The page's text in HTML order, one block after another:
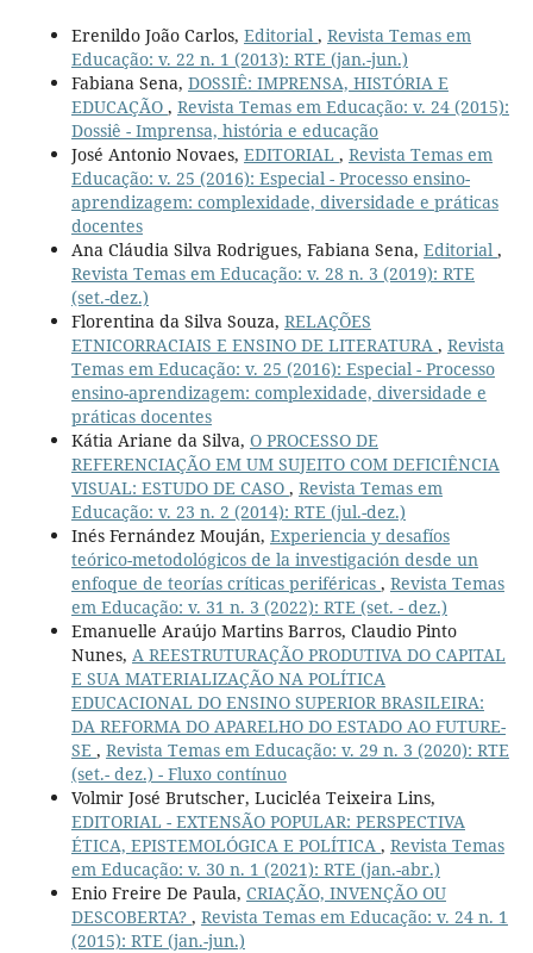
Erenildo João Carlos, Editorial , Revista Temas em
Educação: v. 22 n. 1 (2013): RTE (jan.-jun.)
Fabiana Sena, DOSSIÊ: IMPRENSA, HISTÓRIA E
EDUCAÇÃO , Revista Temas em Educação: v. 24 (2015):
Dossiê - Imprensa, história e educação
José Antonio Novaes, EDITORIAL , Revista Temas em
Educação: v. 25 (2016): Especial - Processo ensino-
aprendizagem: complexidade, diversidade e práticas
docentes
Ana Cláudia Silva Rodrigues, Fabiana Sena, Editorial ,
Revista Temas em Educação: v. 28 n. 3 (2019): RTE
(set.-dez.)
Florentina da Silva Souza, RELAÇÕES
ETNICORRACIAIS E ENSINO DE LITERATURA , Revista
Temas em Educação: v. 25 (2016): Especial - Processo
ensino-aprendizagem: complexidade, diversidade e
práticas docentes
Kátia Ariane da Silva, O PROCESSO DE
REFERENCIAÇÃO EM UM SUJEITO COM DEFICIÊNCIA
VISUAL: ESTUDO DE CASO , Revista Temas em
Educação: v. 23 n. 2 (2014): RTE (jul.-dez.)
Inés Fernández Mouján, Experiencia y desafíos
teórico-metodológicos de la investigación desde un
enfoque de teorías críticas periféricas , Revista Temas
em Educação: v. 31 n. 3 (2022): RTE (set. - dez.)
Emanuelle Araújo Martins Barros, Claudio Pinto
Nunes, A REESTRUTURAÇÃO PRODUTIVA DO CAPITAL
E SUA MATERIALIZAÇÃO NA POLÍTICA
EDUCACIONAL DO ENSINO SUPERIOR BRASILEIRA:
DA REFORMA DO APARELHO DO ESTADO AO FUTURE-
SE , Revista Temas em Educação: v. 29 n. 3 (2020): RTE
(set.- dez.) - Fluxo contínuo
Volmir José Brutscher, Lucicléa Teixeira Lins,
EDITORIAL - EXTENSÃO POPULAR: PERSPECTIVA
ÉTICA, EPISTEMOLÓGICA E POLÍTICA , Revista Temas
em Educação: v. 30 n. 1 (2021): RTE (jan.-abr.)
Enio Freire De Paula, CRIAÇÃO, INVENÇÃO OU
DESCOBERTA? , Revista Temas em Educação: v. 24 n. 1
(2015): RTE (jan.-jun.)